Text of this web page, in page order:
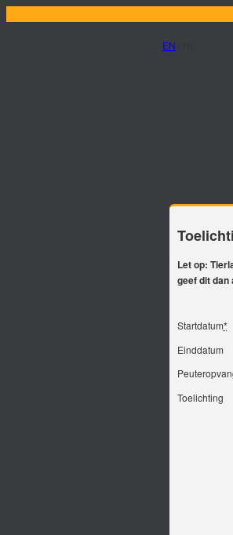
EN
Let op:
geef dit dan
Startdatum*
Einddatum
Toelichting